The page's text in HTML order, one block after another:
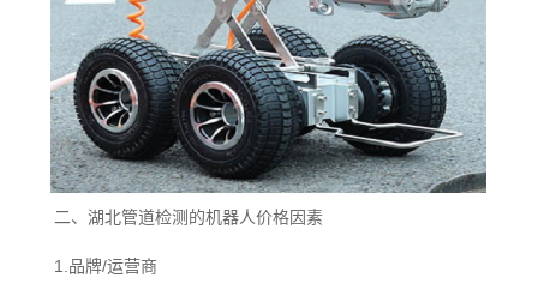
二、湖北管道检测的机器人价格因素
1.品牌/运营商